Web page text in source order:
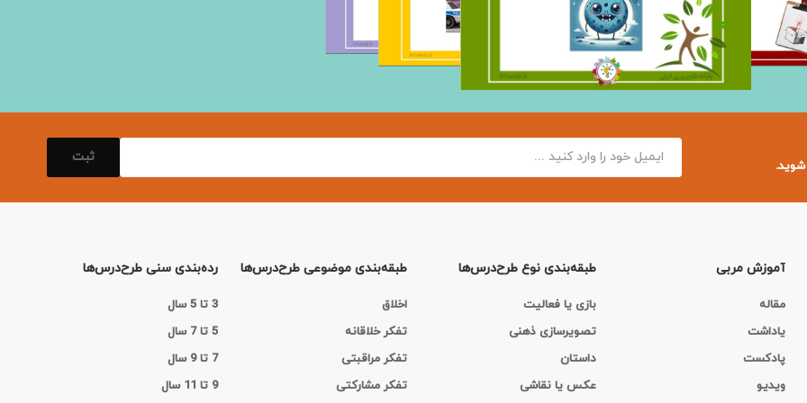
شوید.
ثبت
آموزش مربی
مقاله
یاداشت
پادکست
ویدیو
طبقه‌بندی نوع طرح‌درس‌ها
بازی یا فعالیت
تصویرسازی ذهنی
داستان
عکس یا نقاشی
طبقه‌بندی موضوعی طرح‌درس‌ها
اخلاق
تفکر خلاقانه
تفکر مراقبتی
تفکر مشارکتی
رده‌بندی سنی طرح‌درس‌ها
3 تا 5 سال
5 تا 7 سال
7 تا 9 سال
9 تا 11 سال